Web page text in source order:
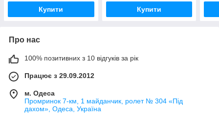
Купити Купити
Про нас
100% позитивних з 10 відгуків за рік
Працює з 29.09.2012
м. Одеса
Промринок 7-км, 1 майданчик, ролет № 304 «Під
дахом», Одеса, Україна